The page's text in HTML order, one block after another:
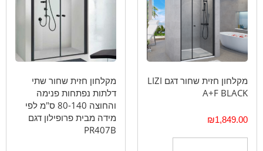
מקלחון חזית שחור דגם LIZI
A+F BLACK
₪1,849.00
מקלחון חזית שחור שתי
דלתות נפתחות פנימה
והחוצה 80-140 ס"מ לפי
מידה מבית פרופילון דגם
PR407B